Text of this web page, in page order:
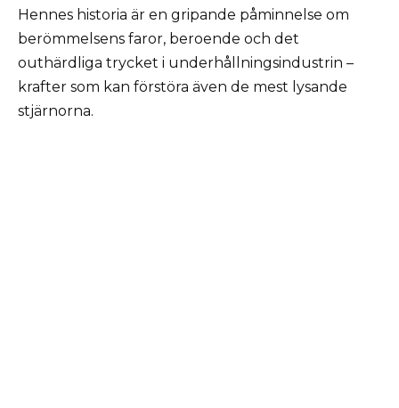
Hennes historia är en gripande påminnelse om
berömmelsens faror, beroende och det
outhärdliga trycket i underhållningsindustrin –
krafter som kan förstöra även de mest lysande
stjärnorna.